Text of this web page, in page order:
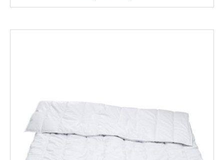
437,00€